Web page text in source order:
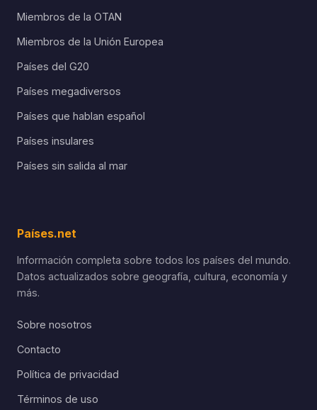
Miembros de la OTAN
Miembros de la Unión Europea
Países del G20
Países megadiversos
Países que hablan español
Países insulares
Países sin salida al mar
Países.net
Información completa sobre todos los países del mundo.
Datos actualizados sobre geografía, cultura, economía y
más.
Sobre nosotros
Contacto
Política de privacidad
Términos de uso